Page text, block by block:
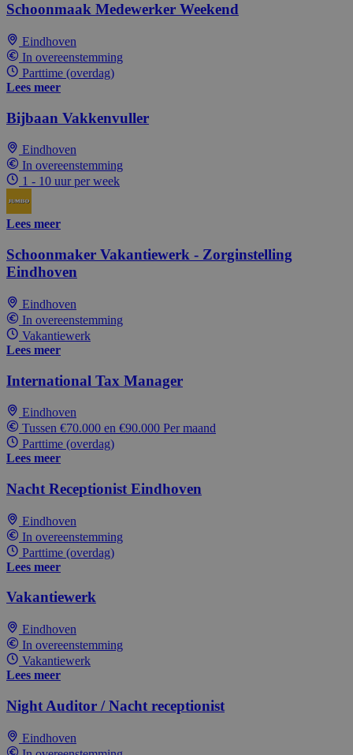
Schoonmaak Medewerker Weekend
Eindhoven
In overeenstemming
Parttime (overdag)
Lees meer
Bijbaan Vakkenvuller
Eindhoven
In overeenstemming
1 - 10 uur per week
Lees meer
Schoonmaker Vakantiewerk - Zorginstelling
Eindhoven
Eindhoven
In overeenstemming
Vakantiewerk
Lees meer
International Tax Manager
Eindhoven
Tussen €70.000 en €90.000 Per maand
Parttime (overdag)
Lees meer
Nacht Receptionist Eindhoven
Eindhoven
In overeenstemming
Parttime (overdag)
Lees meer
Vakantiewerk
Eindhoven
In overeenstemming
Vakantiewerk
Lees meer
Night Auditor / Nacht receptionist
Eindhoven